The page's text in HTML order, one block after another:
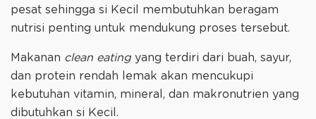
pesat sehingga si Kecil membutuhkan beragam
nutrisi penting untuk mendukung proses tersebut.
Makanan clean eating yang terdiri dari buah, sayur,
dan protein rendah lemak akan mencukupi
kebutuhan vitamin, mineral, dan makronutrien yang
dibutuhkan si Kecil.